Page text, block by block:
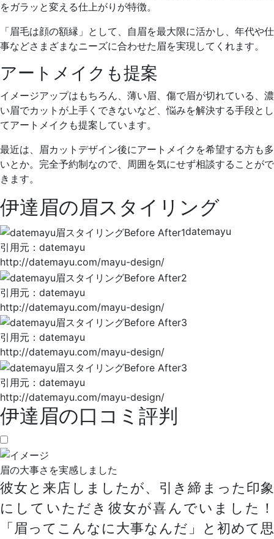
をガラッと変える仕上がり が特徴。
「眉毛は顔の額縁」として、自眉を最大限に活かし、年代や仕
事などさまざまなニーズに合わせた眉を実現してくれます。
アートメイクも提案
イメージアップはもちろん、薄い眉、傷で眉が切れている、濃
い眉でカットが上手くできないなど、悩みを解決する手段とし
てアートメイクも提案 しています。
最近は、眉カットデザイン後にアートメイクを希望する方も多
いとか。完全予約制なので、周囲を気にせず相談することがで
きます。
伊達眉の眉スタイリング
datemayu
引⽤元：datemayu
http://datemayu.com/mayu-design/
引⽤元：datemayu
http://datemayu.com/mayu-design/
引⽤元：datemayu
http://datemayu.com/mayu-design/
引⽤元：datemayu
http://datemayu.com/mayu-design/
伊達眉の口コミ評判
眉の大事さを実感しました
彼女と来店しましたが、引き締まった印象
にしていただき彼女が喜んでいました！
「眉ってこんなに大事なんだ」と初めて思